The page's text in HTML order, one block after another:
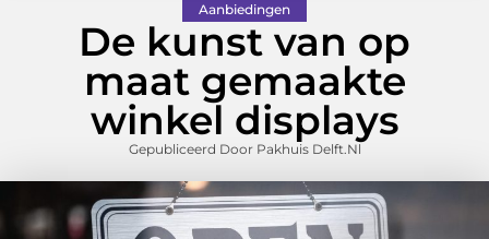
Aanbiedingen
De kunst van op
maat gemaakte
winkel displays
Gepubliceerd Door Pakhuis Delft.nl